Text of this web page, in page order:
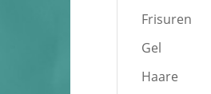
Frisuren
Gel
Haare